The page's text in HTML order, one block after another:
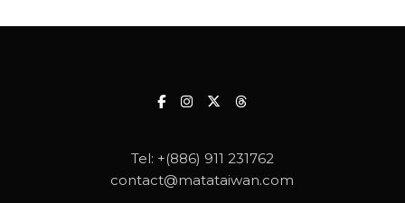
Tel: +(886) 911 231762
contact@matataiwan.com